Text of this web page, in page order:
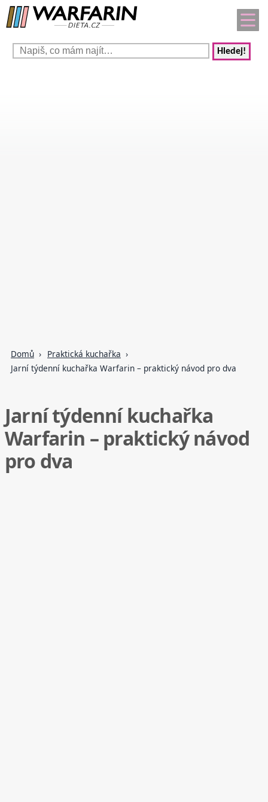
Hledej!
Domů
Praktická kuchařka
Jarní týdenní kuchařka Warfarin – praktický návod pro dva
Jarní týdenní kuchařka
Warfarin – praktický návod
pro dva